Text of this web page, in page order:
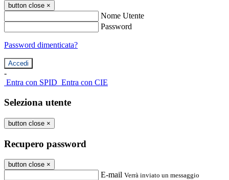
button close ×
Nome Utente
Password
Password dimenticata?
-
Entra con SPID Entra con CIE
Seleziona utente
button close ×
Recupero password
button close ×
E-mail Verrà inviato un messaggio